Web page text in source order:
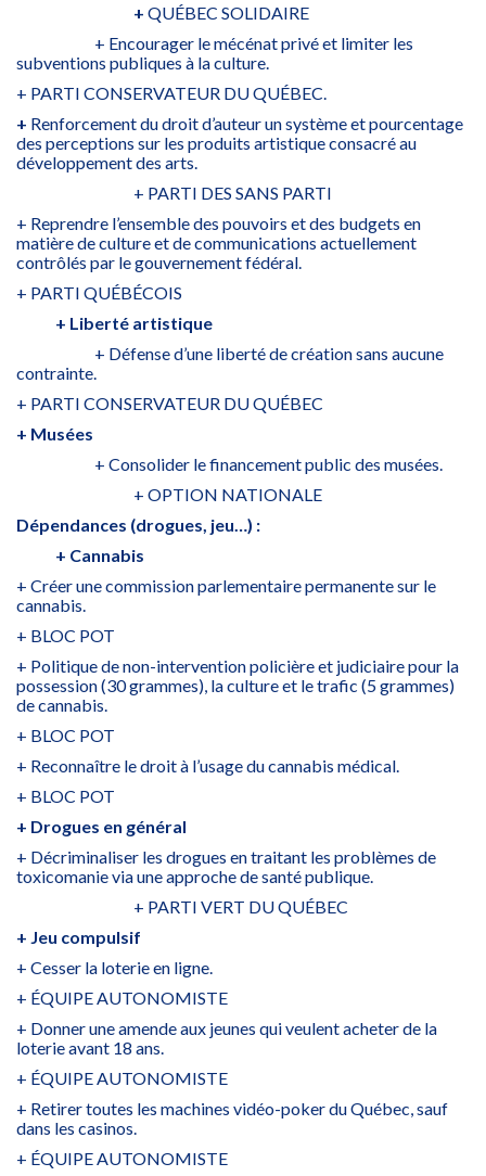
+ QUÉBEC SOLIDAIRE
+ Encourager le mécénat privé et limiter les
subventions publiques à la culture.
+ PARTI CONSERVATEUR DU QUÉBEC.
+ Renforcement du droit d’auteur un système et pourcentage
des perceptions sur les produits artistique consacré au
développement des arts.
+ PARTI DES SANS PARTI
+ Reprendre l’ensemble des pouvoirs et des budgets en
matière de culture et de communications actuellement
contrôlés par le gouvernement fédéral.
+ PARTI QUÉBÉCOIS
+ Liberté artistique
+ Défense d’une liberté de création sans aucune
contrainte.
+ PARTI CONSERVATEUR DU QUÉBEC
+ Musées
+ Consolider le financement public des musées.
+ OPTION NATIONALE
Dépendances (drogues, jeu…) :
+ Cannabis
+ Créer une commission parlementaire permanente sur le
cannabis.
+ BLOC POT
+ Politique de non-intervention policière et judiciaire pour la
possession (30 grammes), la culture et le trafic (5 grammes)
de cannabis.
+ BLOC POT
+ Reconnaître le droit à l’usage du cannabis médical.
+ BLOC POT
+ Drogues en général
+ Décriminaliser les drogues en traitant les problèmes de
toxicomanie via une approche de santé publique.
+ PARTI VERT DU QUÉBEC
+ Jeu compulsif
+ Cesser la loterie en ligne.
+ ÉQUIPE AUTONOMISTE
+ Donner une amende aux jeunes qui veulent acheter de la
loterie avant 18 ans.
+ ÉQUIPE AUTONOMISTE
+ Retirer toutes les machines vidéo-poker du Québec, sauf
dans les casinos.
+ ÉQUIPE AUTONOMISTE